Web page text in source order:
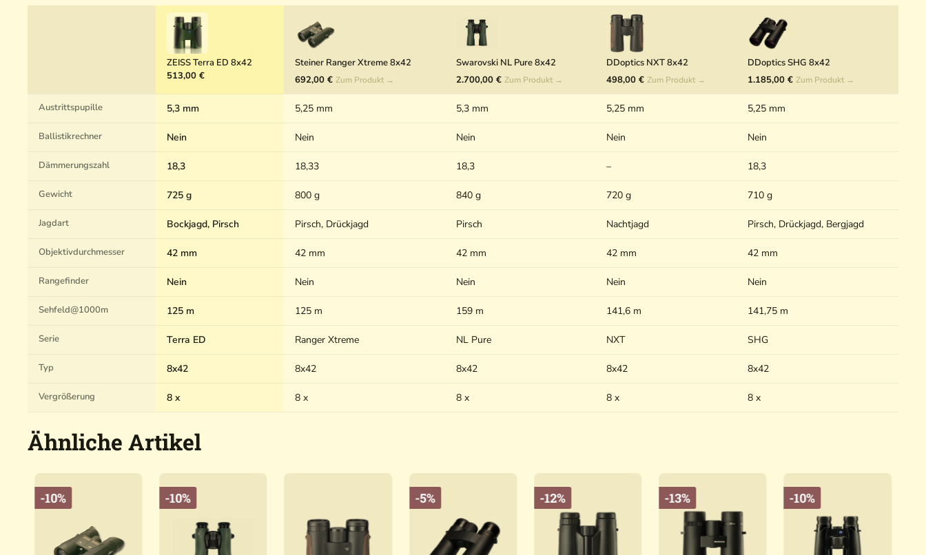
ZEISS Terra ED 8x42
513,00 €
Steiner Ranger Xtreme 8x42
692,00 € Zum Produkt →
Swarovski NL Pure 8x42
2.700,00 € Zum Produkt →
DDoptics NXT 8x42
498,00 € Zum Produkt →
DDoptics SHG 8x42
1.185,00 € Zum Produkt →
Austrittspupille 5,3 mm 5,25 mm 5,3 mm 5,25 mm 5,25 mm
Ballistikrechner Nein Nein Nein Nein Nein
Dämmerungszahl 18,3 18,33 18,3 – 18,3
Gewicht 725 g 800 g 840 g 720 g 710 g
Jagdart Bockjagd, Pirsch Pirsch, Drückjagd Pirsch Nachtjagd Pirsch, Drückjagd, Bergjagd
Objektivdurchmesser 42 mm 42 mm 42 mm 42 mm 42 mm
Rangefinder Nein Nein Nein Nein Nein
Sehfeld@1000m 125 m 125 m 159 m 141,6 m 141,75 m
Serie Terra ED Ranger Xtreme NL Pure NXT SHG
Typ 8x42 8x42 8x42 8x42 8x42
Vergrößerung 8 x 8 x 8 x 8 x 8 x
Ähnliche Artikel
-10% -10% -5% -12% -13% -10%